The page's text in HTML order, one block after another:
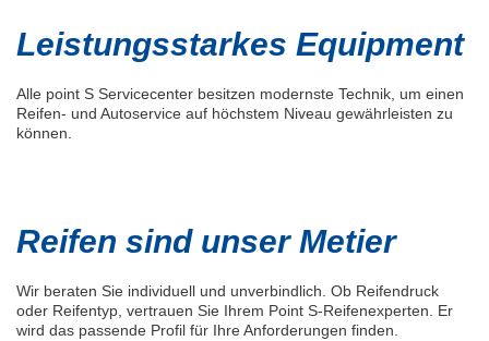
Leistungsstarkes Equipment
Alle point S Servicecenter besitzen modernste Technik, um einen
Reifen- und Autoservice auf höchstem Niveau gewährleisten zu
können.
Reifen sind unser Metier
Wir beraten Sie individuell und unverbindlich. Ob Reifendruck
oder Reifentyp, vertrauen Sie Ihrem Point S-Reifenexperten. Er
wird das passende Profil für Ihre Anforderungen finden.